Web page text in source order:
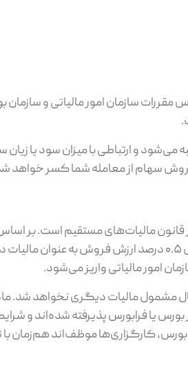
سال‌های گذشته بر اساس مقررات سازمان امور
و ارتباطی با میزان سود یا زیان
سهام از معامله شما کسر خواهد
سهام و حق تقدم سهام شرکت‌های پذیرفته‌شده در بورس یا فرابورس، معادل ۰.۵
امور مالیاتی واریز می‌شود.
فرابورس پذیرفته شده‌اند و شرایط
کارگزاری‌ها موظف‌اند هم‌زمان